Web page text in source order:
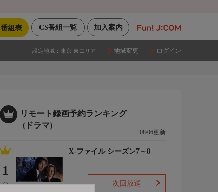
加入案内
CS番組一覧
番組表
設定地域： 東京 東エリア 地域変更 ログイン
リモート録画予約ランキング
(ドラマ)
08/06更新
1
(-)
X-ファイル シーズン7～8
次回放送